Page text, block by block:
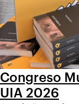
Congreso
UIA 2026